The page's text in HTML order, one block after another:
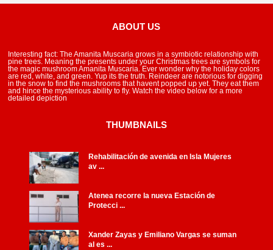
ABOUT US
Interesting fact: The Amanita Muscaria grows in a symbiotic relationship with
pine trees. Meaning the presents under your Christmas trees are symbols for
the magic mushroom Amanita Muscaria. Ever wonder why the holiday colors
are red, white, and green. Yup its the truth. Reindeer are notorious for digging
in the snow to find the mushrooms that havent popped up yet. They eat them
and hince the mysterious ability to fly. Watch the video below for a more
detailed depiction
THUMBNAILS
Rehabilitación de avenida en Isla Mujeres
av ...
Atenea recorre la nueva Estación de
Protecci ...
Xander Zayas y Emiliano Vargas se suman
al es ...